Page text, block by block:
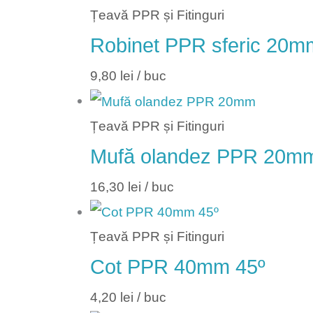
Țeavă PPR și Fitinguri
Robinet PPR sferic
9,80 lei / buc
Țeavă PPR și Fitinguri
Mufă olandez PPR
16,30 lei / buc
Țeavă PPR și Fitinguri
Cot PPR 40mm 45º
4,20 lei / buc